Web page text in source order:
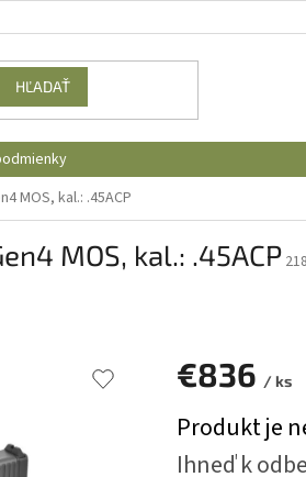
HĽADAŤ
MOS, kal.: .45ACP
MOS, kal.: .45ACP
€836 / ks
cena:
Produkt je
Ihneď k